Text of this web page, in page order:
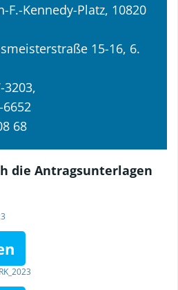
F.-Kennedy-Platz, 10820
15-16, 6.
3203,
6652
68
die Antragsunterlagen